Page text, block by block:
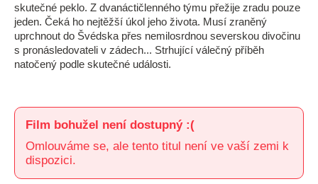
skutečné peklo. Z dvanáctičlenného týmu přežije zradu pouze
jeden. Čeká ho nejtěžší úkol jeho života. Musí zraněný
uprchnout do Švédska přes nemilosrdnou severskou divočinu
s pronásledovateli v zádech... Strhující válečný příběh
natočený podle skutečné události.
Film bohužel není dostupný :(
Omlouváme se, ale tento titul není ve vaší zemi k
dispozici.